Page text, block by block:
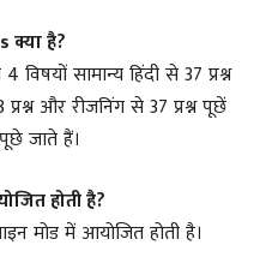
क्या है?
सामान्य हिंदी से 37 प्रश्न
प्रश्न और रीजनिंग से 37 प्रश्न पूछें
जाते हैं।
होती है?
मोड में आयोजित होती है।